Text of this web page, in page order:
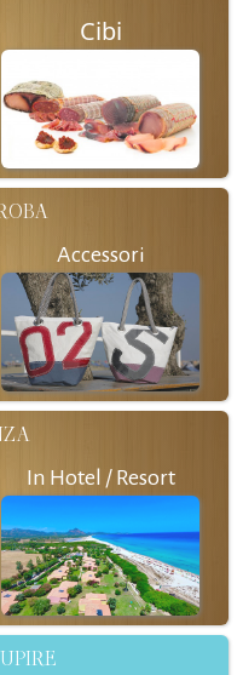
Cibi
Accessori
In Hotel / Resort